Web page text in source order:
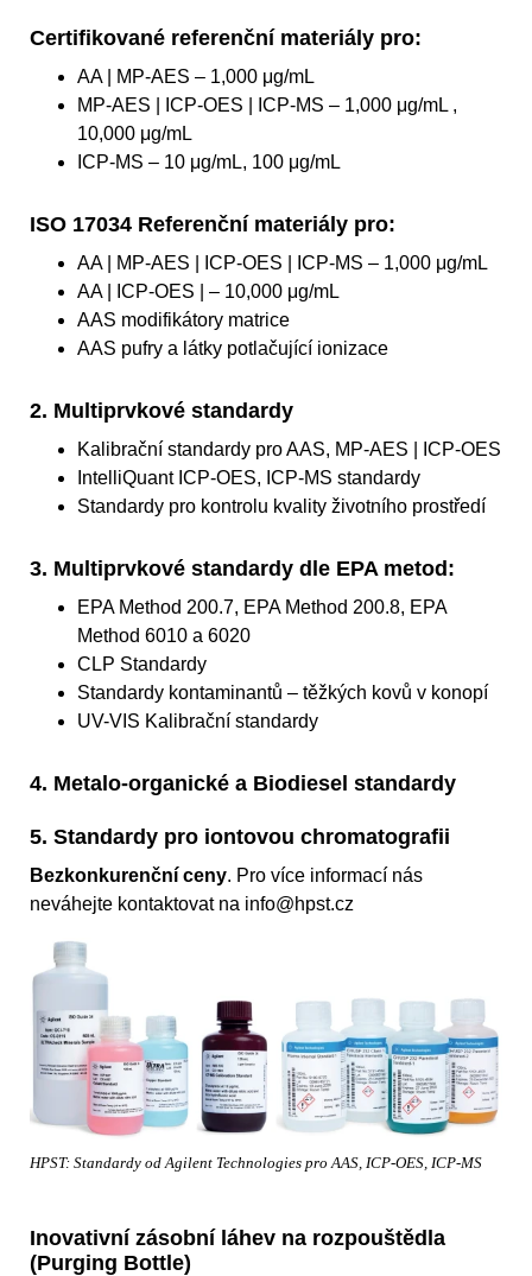
Certifikované referenční materiály pro:
AA | MP-AES – 1,000 μg/mL
MP-AES | ICP-OES | ICP-MS – 1,000 μg/mL ,
10,000 μg/mL
ICP-MS – 10 μg/mL, 100 μg/mL
ISO 17034 Referenční materiály pro:
AA | MP-AES | ICP-OES | ICP-MS – 1,000 μg/mL
AA | ICP-OES | – 10,000 μg/mL
AAS modifikátory matrice
AAS pufry a látky potlačující ionizace
2. Multiprvkové standardy
Kalibrační standardy pro AAS, MP-AES | ICP-OES
IntelliQuant ICP-OES, ICP-MS standardy
Standardy pro kontrolu kvality životního prostředí
3. Multiprvkové standardy dle EPA metod:
EPA Method 200.7, EPA Method 200.8, EPA
Method 6010 a 6020
CLP Standardy
Standardy kontaminantů – těžkých kovů v konopí
UV-VIS Kalibrační standardy
4. Metalo-organické a Biodiesel standardy
5. Standardy pro iontovou chromatografii
Bezkonkurenční ceny. Pro více informací nás
neváhejte kontaktovat na info@hpst.cz
HPST: Standardy od Agilent Technologies pro AAS, ICP-OES, ICP-MS
Inovativní zásobní láhev na rozpouštědla
(Purging Bottle)